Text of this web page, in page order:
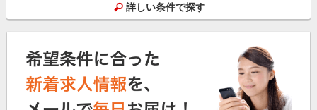
詳しい条件で探す